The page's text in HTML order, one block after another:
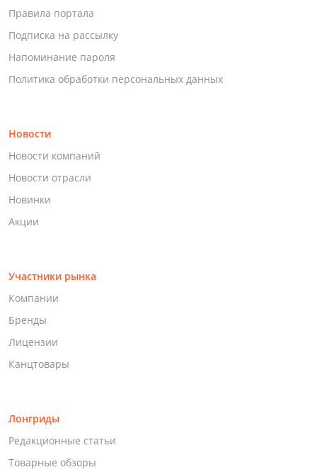
Правила портала
Подписка на рассылку
Напоминание пароля
Политика обработки персональных данных
Новости
Новости компаний
Новости отрасли
Новинки
Акции
Участники рынка
Компании
Бренды
Лицензии
Канцтовары
Лонгриды
Редакционные статьи
Товарные обзоры